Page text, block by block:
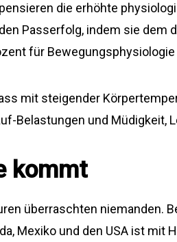
die erhöhte
Passerfolg, indem sie dem
für
mit steigender
Belastungen und Müdigkeit,
kommt
überraschten niemanden.
Mexiko und den USA ist mit